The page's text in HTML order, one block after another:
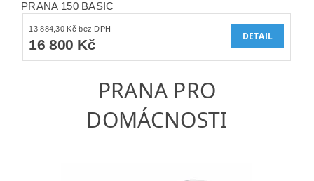
PRANA 150 BASIC
13 884,30 Kč bez DPH
16 800 Kč
DETAIL
PRANA PRO
DOMÁCNOSTI